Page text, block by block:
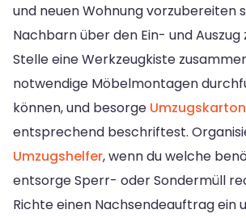
und neuen Wohnung vorzubereiten
Nachbarn über den Ein- und Auszug
Stelle eine Werkzeugkiste
notwendige Möbelmontagen
können, und besorge
entsprechend beschriftest.
Umzugshelfer, wenn du welche
entsorge Sperr- oder Sondermüll
Richte einen Nachsendeauftrag ein